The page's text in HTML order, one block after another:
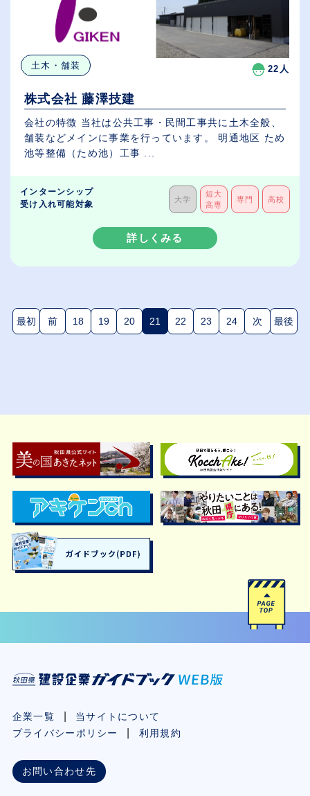
土木・舗装 22人
株式会社 藤澤技建
会社の特徴 当社は公共工事・民間工事共に土木全般、
舗装などメインに事業を行っています。 明通地区 ため
池等整備（ため池）工事 ...
インターンシップ
受け入れ可能対象
大学
短大
高専
専門 高校
詳しくみる
最初 前 18 19 20 21(現在のページ)
22 23 24 次 最後
企業一覧
当サイトについて
プライバシーポリシー
利用規約
お問い合わせ先